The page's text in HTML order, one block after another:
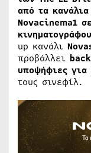
από τα κανάλια
Novacinema1
up κανάλι
προβάλλει
υποψήφιες για
τους σινεφίλ.